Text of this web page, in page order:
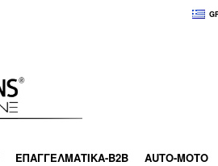
ΕΠΑΓΓΕΛΜΑΤΙΚA-B2B AUTO-MOTO